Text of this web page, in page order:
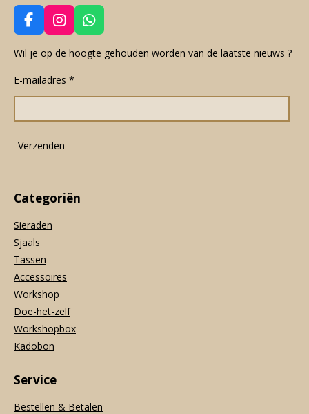
F
a
c
b
o
k
I
n
s
a
g
a
m
W
h
a
A
p
Wil je op de hoogte gehouden worden van de laatste nieuws ?
E-mailadres *
Verzenden
Categoriën
Sieraden
Sjaals
Tassen
Accessoires
Workshop
Doe-het-zelf
Workshopbox
Kadobon
Service
Bestellen & Betalen